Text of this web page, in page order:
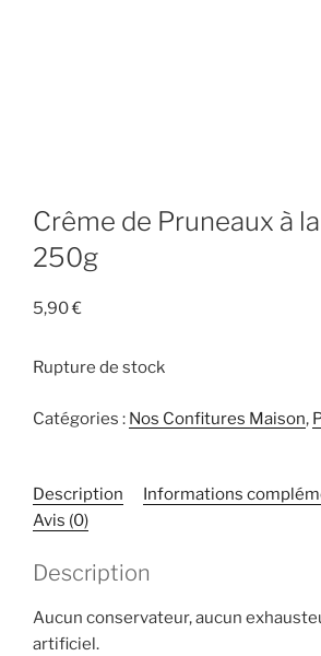
Crême de Pruneaux à
250g
5,90€
Rupture de stock
Catégories : Nos Confitures Maison,
Description
Informations
Avis (0)
Description
Aucun conservateur, aucun
artificiel.